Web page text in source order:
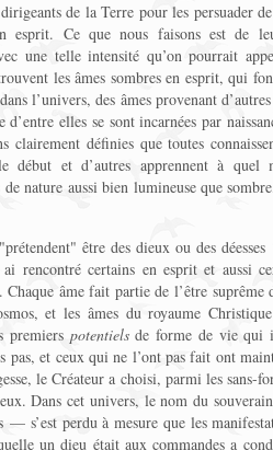
de la Terre pour les persuader
esprit. Ce que nous faisons est de
une telle intensité qu’on pourrait
les âmes sombres en esprit, qui
l’univers, des âmes provenant
elles se sont incarnées par
clairement définies que toutes
début et d’autres apprennent à quel
nature aussi bien lumineuse que
être des dieux ou des
rencontré certains en esprit et aussi
âme fait partie de l’être
et les âmes du royaume
premiers potentielsde forme de vie qui
et ceux qui ne l’ont pas fait ont
le Créateur a choisi, parmi les sans-
Dans cet univers, le nom du
— s’est perdu à mesure que les
un dieu était aux commandes a